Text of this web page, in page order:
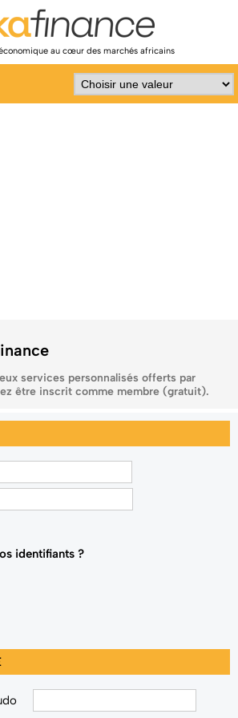
au cœur des marchés africains
services personnalisés offerts par
être inscrit comme membre (gratuit).
identifiants ?